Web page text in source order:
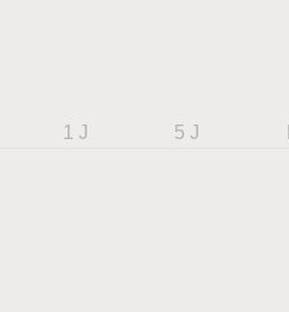
1 J 5 J